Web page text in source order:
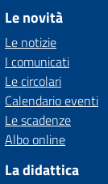
Le novità
Le notizie
I comunicati
Le circolari
Calendario eventi
Le scadenze
Albo online
La didattica